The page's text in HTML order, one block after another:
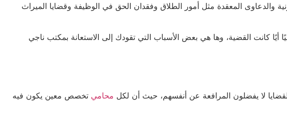
المعقدة مثل أمور الطلاق وفقدان الحق في الوظيفة وقضايا الميراث
كانت القضية، وها هي بعض الأسباب التي تقودك إلى الاستعانة بمكتب ناجي
لا يفضلون المرافعة عن أنفسهم، حيث أن لكل محامي تخصص معين يكون فيه